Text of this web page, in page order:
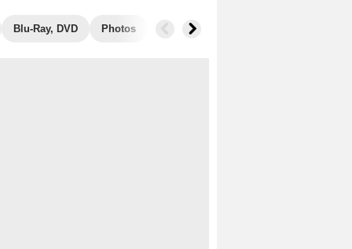
Blu-Ray, DVD Photos Musique